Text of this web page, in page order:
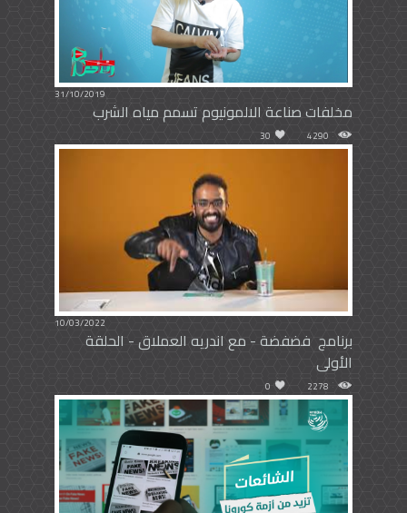
31/10/2019
مخلفات صناعة الالمونيوم تسمم مياه الشرب
4290
30
10/03/2022
برنامج ‏ ⁧‫فضفضة - مع اندريه العملاق - الحلقة
الأولى
2278
0